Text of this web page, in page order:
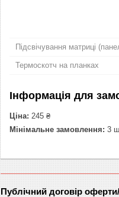
Підсвічування матриці
Термоскотч на планках
Інформація для
Ціна: 245 ₴
Мінімальне замовлення: 3
Публічний договір оферти/